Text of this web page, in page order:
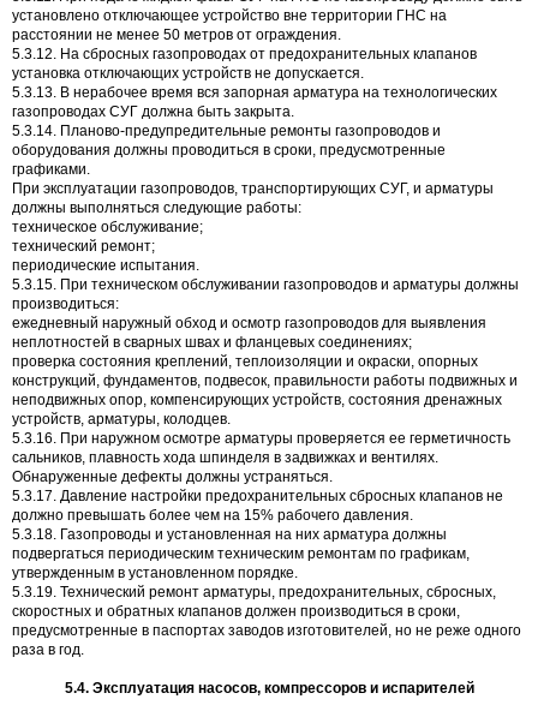
установлено отключающее устройство вне территории ГНС на
расстоянии не менее 50 метров от ограждения.
5.3.12. На сбросных газопроводах от предохранительных клапанов
установка отключающих устройств не допускается.
5.3.13. В нерабочее время вся запорная арматура на технологических
газопроводах СУГ должна быть закрыта.
5.3.14. Планово-предупредительные ремонты газопроводов и
оборудования должны проводиться в сроки, предусмотренные
графиками.
При эксплуатации газопроводов, транспортирующих СУГ, и арматуры
должны выполняться следующие работы:
техническое обслуживание;
технический ремонт;
периодические испытания.
5.3.15. При техническом обслуживании газопроводов и арматуры должны
производиться:
ежедневный наружный обход и осмотр газопроводов для выявления
неплотностей в сварных швах и фланцевых соединениях;
проверка состояния креплений, теплоизоляции и окраски, опорных
конструкций, фундаментов, подвесок, правильности работы подвижных и
неподвижных опор, компенсирующих устройств, состояния дренажных
устройств, арматуры, колодцев.
5.3.16. При наружном осмотре арматуры проверяется ее герметичность
сальников, плавность хода шпинделя в задвижках и вентилях.
Обнаруженные дефекты должны устраняться.
5.3.17. Давление настройки предохранительных сбросных клапанов не
должно превышать более чем на 15% рабочего давления.
5.3.18. Газопроводы и установленная на них арматура должны
подвергаться периодическим техническим ремонтам по графикам,
утвержденным в установленном порядке.
5.3.19. Технический ремонт арматуры, предохранительных, сбросных,
скоростных и обратных клапанов должен производиться в сроки,
предусмотренные в паспортах заводов изготовителей, но не реже одного
раза в год.
5.4. Эксплуатация насосов, компрессоров и испарителей